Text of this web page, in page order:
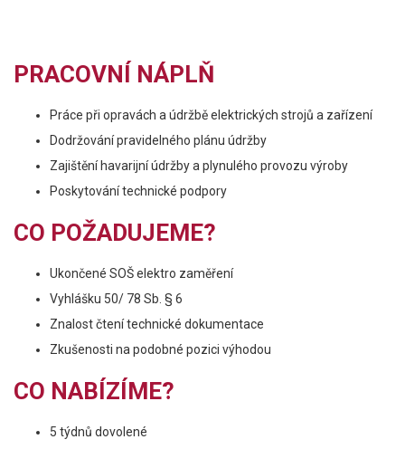
PRACOVNÍ NÁPLŇ
Práce při opravách a údržbě elektrických strojů a zařízení
Dodržování pravidelného plánu údržby
Zajištění havarijní údržby a plynulého provozu výroby
Poskytování technické podpory
CO POŽADUJEME?
Ukončené SOŠ elektro zaměření
Vyhlášku 50/ 78 Sb. § 6
Znalost čtení technické dokumentace
Zkušenosti na podobné pozici výhodou
CO NABÍZÍME?
5 týdnů dovolené